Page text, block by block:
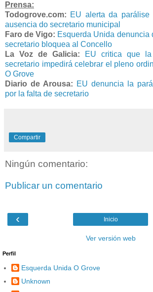
Prensa:
Todogrove.com: EU alerta da
ausencia do secretario municipal
Faro de Vigo: Esquerda Unida denuncia
secretario bloquea al Concello
La Voz de Galicia:
EU critica que
secretario impedirá celebrar el pleno
O Grove
Diario de Arousa: EU denuncia la
por la falta de secretario
Compartir
Ningún comentario:
Publicar un comentario
‹ Inicio
Ver versión web
Perfil
Esquerda Unida O Grove
Unknown